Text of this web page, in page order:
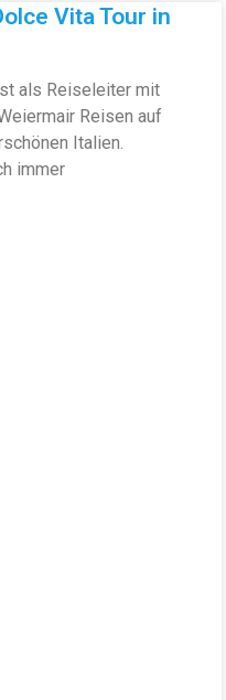
Vita Tour in
als Reiseleiter mit
Reisen auf
Italien.
immer